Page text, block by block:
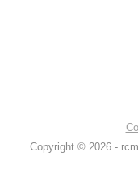
Copyright © 2026 -